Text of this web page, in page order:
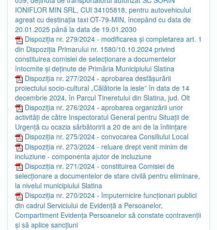
IONIFLOR MIN SRL, CUI 34105818, pentru autovehiculul
agreat cu destinația taxi OT-79-MIN, începând cu data de
20.01.2025 până la data de 19.01.2030
Dispoziția nr. 279/2024 - modificarea și completarea art. 1
din Dispoziția Primarului nr. 1580/10.10.2024 privind
constituirea comisiei de selecționare a documentelor
întocmite și deținute de Primăria Municipiului Slatina
Dispoziția nr. 277/2024 - aprobarea desfășurării
proiectului socio-cultural „Călătorie la iesle” în data de 14
decembrie 2024, în Parcul Tineretului din Slatina, jud. Olt
Dispoziția nr. 276/2024 - aprobarea organizării unor
activități de către Inspectoratul General pentru Situații de
Urgență cu ocazia sărbătoririi a 20 de ani de la înființare
Dispoziția nr. 275/2024 - convocarea Consiliului Local
Dispoziția nr. 273/2024 - reluare drept venit minim de
incluziune - componenta ajutor de incluziune
Dispoziția nr. 271/2024 - constituirea Comisiei de
selecționare a documentelor de stare civilă pentru eliminare,
la nivelul municipiului Slatina
Dispoziția nr. 270/2024 - împuternicire funcționari publici
din cadrul Serviciului de Evidență a Persoanelor,
Compartiment Evidența Persoanelor să constate contravenții
și să aplice sancțiuni